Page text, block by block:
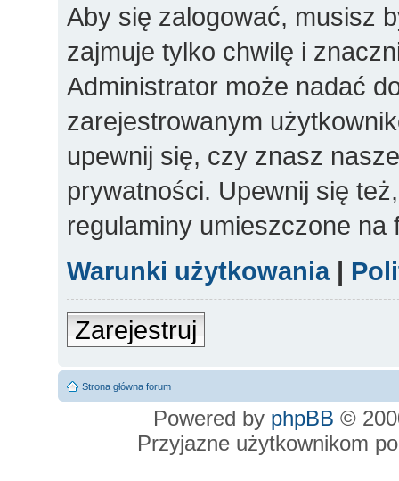
Aby się zalogować, musisz
zajmuje tylko chwilę i
Administrator może nadać
zarejestrowanym
upewnij się, czy znasz
prywatności. Upewnij się
regulaminy umieszczone na
Warunki użytkowania|
Zarejestruj
Strona główna forum
Powered by phpBB ©
Przyjazne użytkownikom